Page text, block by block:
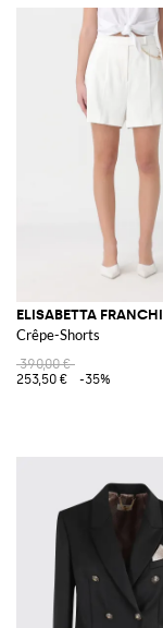
ELISABETTA FRANCHI
Crêpe-Shorts
390,00 €
253,50 €
-35%